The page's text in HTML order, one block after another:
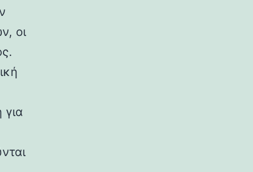
οι
για